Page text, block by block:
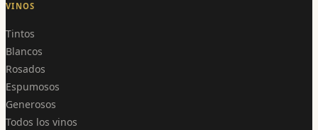
VINOS
Tintos
Blancos
Rosados
Espumosos
Generosos
Todos los vinos